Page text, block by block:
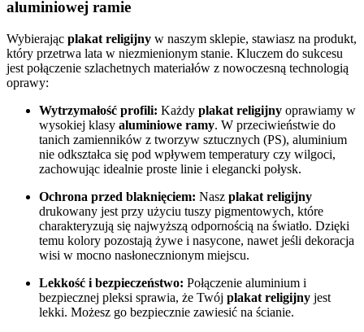
aluminiowej ramie
Wybierając plakat religijny w naszym sklepie, stawiasz na produkt,
który przetrwa lata w niezmienionym stanie. Kluczem do sukcesu
jest połączenie szlachetnych materiałów z nowoczesną technologią
oprawy:
Wytrzymałość profili: Każdy plakat religijny oprawiamy w
wysokiej klasy aluminiowe ramy. W przeciwieństwie do
tanich zamienników z tworzyw sztucznych (PS), aluminium
nie odkształca się pod wpływem temperatury czy wilgoci,
zachowując idealnie proste linie i elegancki połysk.
Ochrona przed blaknięciem: Nasz plakat religijny
drukowany jest przy użyciu tuszy pigmentowych, które
charakteryzują się najwyższą odpornością na światło. Dzięki
temu kolory pozostają żywe i nasycone, nawet jeśli dekoracja
wisi w mocno nasłonecznionym miejscu.
Lekkość i bezpieczeństwo: Połączenie aluminium i
bezpiecznej pleksi sprawia, że Twój plakat religijny jest
lekki. Możesz go bezpiecznie zawiesić na ścianie.